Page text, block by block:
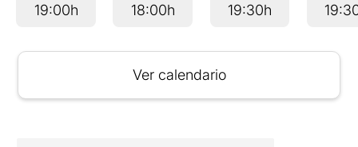
19:00h 18:00h 19:30h
Ver calendario